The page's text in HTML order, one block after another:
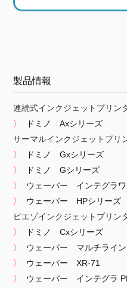
製品情報
連続式インクジェットプリン
ドミノ Axシリーズ
サーマルインクジェットプリ
ドミノ Gxシリーズ
ドミノ Gシリーズ
ウェーバー インテグラワ
ウェーバー HPシリーズ
ピエゾインクジェットプリン
ドミノ Cxシリーズ
ウェーバー マルチライ
ウェーバー XR-71
ウェーバー インテグラ